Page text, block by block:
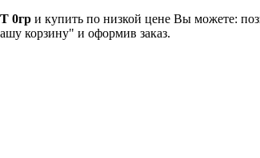
0гр и купить по низкой цене Вы можете:
корзину" и оформив заказ.